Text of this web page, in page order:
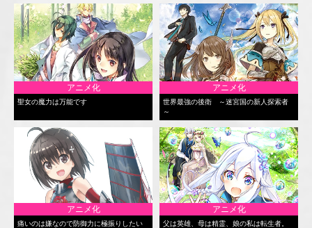
アニメ化
聖女の魔力は万能です
アニメ化
世界最強の後衛 ～迷宮国の新人探索者
～
アニメ化
痛いのは嫌なので防御力に極振りしたい
アニメ化
父は英雄、母は精霊、娘の私は転生者。